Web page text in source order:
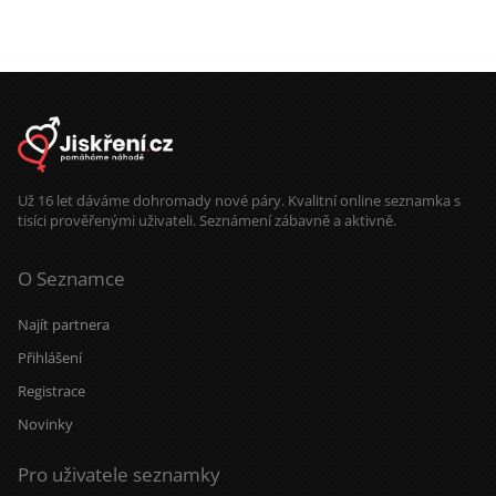
Už 16 let dáváme dohromady nové páry. Kvalitní online seznamka s
tisíci prověřenými uživateli. Seznámení zábavně a aktivně.
O Seznamce
Najít partnera
Přihlášení
Registrace
Novinky
Pro uživatele seznamky